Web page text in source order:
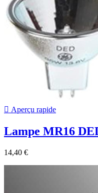
 Aperçu rapide
Lampe MR16
14,40 €